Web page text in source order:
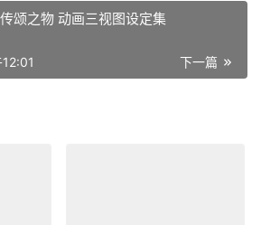
[会员][三视图线稿] 传颂之物 动画三视图设定集
下一篇